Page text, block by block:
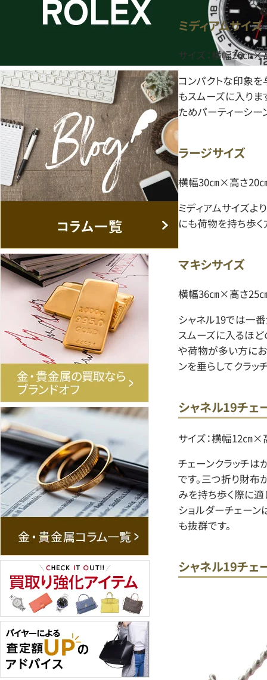
ミディアムサイズ
サイズ：横幅26㎝
コンパクトな印象
もスムーズに入り
ためパーティーシー
ラージサイズ
横幅30㎝×高さ20
ミディアムサイズよ
にも荷物を持ち歩く
マキシサイズ
横幅36㎝×高さ25
シャネル19では一
スムーズに入るほ
や荷物が多い方にお
ンを垂らしてクラッ
シャネル19チェ
サイズ：横幅12㎝
チェーンクラッチは
です。三つ折り財布
みを持ち歩く際に適
ショルダーチェー
も抜群です。
シャネル19チェ